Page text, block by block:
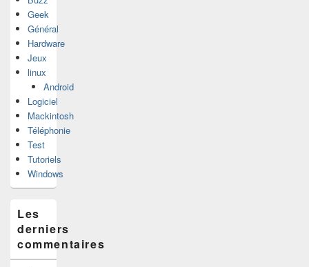
Geek
Général
Hardware
Jeux
linux
Android
Logiciel
Mackintosh
Téléphonie
Test
Tutoriels
Windows
Les
derniers
commentaires